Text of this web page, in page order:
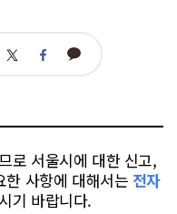
트 페 카
로 서울시에 대한 신고,
사항에 대해서는 전자
기 바랍니다.